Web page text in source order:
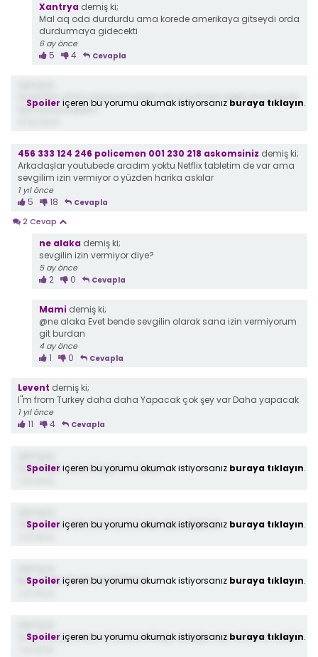
Xantrya demiş ki;
Mal aq oda durdurdu ama korede amerikaya gitseydi orda
durdurmaya gidecekti
6 ay önce
5 4 Cevapla
Güzel film ama uygunsuz şeyler var çocuk lara değil ama büyük
lere tavsiye ederim
Spoiler içeren bu yorumu okumak istiyorsanız buraya tıklayın.
456 333 124 246 policemen 001 230 218 askomsiniz demiş ki;
Arkadașlar youtubede aradım yoktu Netflix tabletim de var ama
sevgilim izin vermiyor o yüzden harika askılar
1 yıl önce
5 18 Cevapla
2 Cevap
ne alaka demiş ki;
sevgilin izin vermiyor diye?
5 ay önce
2 0 Cevapla
Mami demiş ki;
@ne alaka Evet bende sevgilin olarak sana izin vermiyorum
git burdan
4 ay önce
1 0 Cevapla
Levent demiş ki;
I"m from Turkey daha daha Yapacak çok şey var Daha yapacak
1 yıl önce
11 4 Cevapla
Üzülmeyin ama 3 te gi hun oluyor
Spoiler içeren bu yorumu okumak istiyorsanız buraya tıklayın.
Yaw sizene ister çoluk çocuk izler ister yetişkinler
Spoiler içeren bu yorumu okumak istiyorsanız buraya tıklayın.
Bence 196 Olmemeliydi Beeee.
Spoiler içeren bu yorumu okumak istiyorsanız buraya tıklayın.
Sonunda gardiyan 11 yaśasınn(aşık olduğun kişi salesman öldü)
Spoiler içeren bu yorumu okumak istiyorsanız buraya tıklayın.